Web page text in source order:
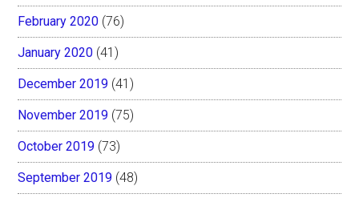
February 2020 (76)
January 2020 (41)
December 2019 (41)
November 2019 (75)
October 2019 (73)
September 2019 (48)